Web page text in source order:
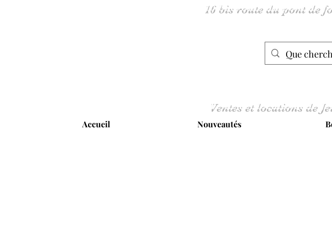
16 bis route du pont de
Ventes et locations de
Accueil Nouveautés